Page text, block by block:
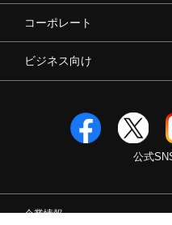
インナー
寝具／ミズノスリ
アウトドア／レ
コーポレート
ビジネス向け
公式
企業情報